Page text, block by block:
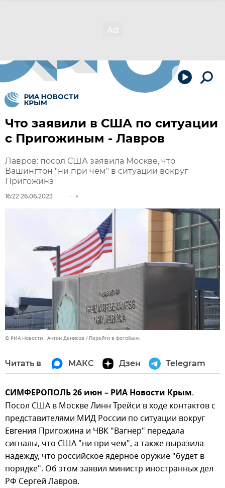
Что заявили в США по ситуации
с Пригожиным - Лавров
Лавров: посол США заявила Москве, что
Вашингтон "ни при чем" в ситуации вокруг
Пригожина
16:22 26.06.2023
© РИА Новости . Антон Денисов Перейти в фотобанк
Читать в МАКС Дзен Telegram
СИМФЕРОПОЛЬ 26 июн – РИА Новости Крым.
Посол США в Москве Линн Трейси в ходе контактов с
представителями МИД России по ситуации вокруг
Евгения Пригожина и ЧВК "Вагнер" передала
сигналы, что США "ни при чем", а также выразила
надежду, что российское ядерное оружие "будет в
порядке". Об этом заявил министр иностранных дел
РФ Сергей Лавров.